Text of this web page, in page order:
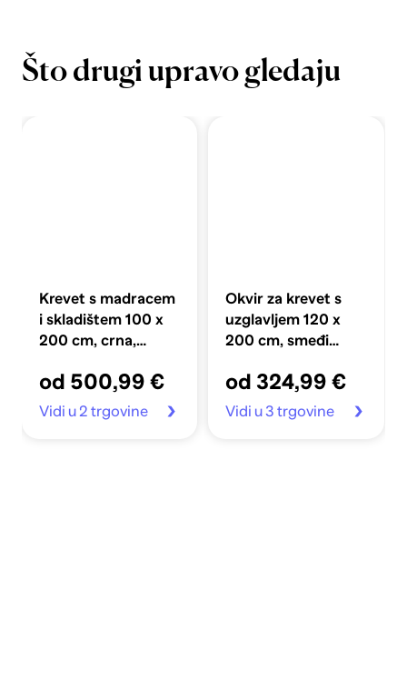
Što drugi upravo gledaju
Krevet s madracem
i skladištem 100 x
200 cm, crna,
od 500,99 €
Vidi u 2 trgovine
Okvir za krevet s
uzglavljem 120 x
200 cm, smeđi
od 324,99 €
Vidi u 3 trgovine